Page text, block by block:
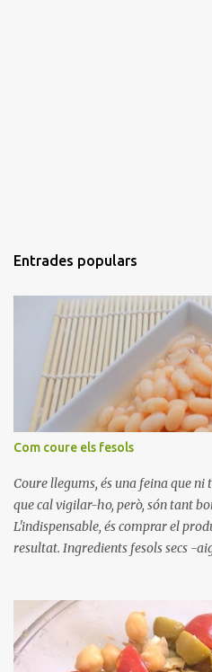
Entrades populars
Com coure els fesols
Coure llegums, és una feina que ni
que cal vigilar-ho, però, són tant
L'indispensable, és comprar el
resultat. Ingredients fesols secs -
quan arrenca el bull, canvieu
repetiu dues o tres vegades,
o tres vegades afegint aigua freda,